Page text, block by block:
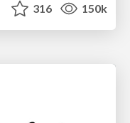
316 150k